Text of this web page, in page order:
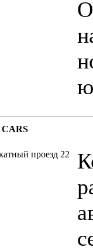
проезд 22